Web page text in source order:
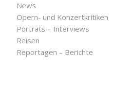
News
Opern- und Konzertkritiken
Porträts – Interviews
Reisen
Reportagen – Berichte